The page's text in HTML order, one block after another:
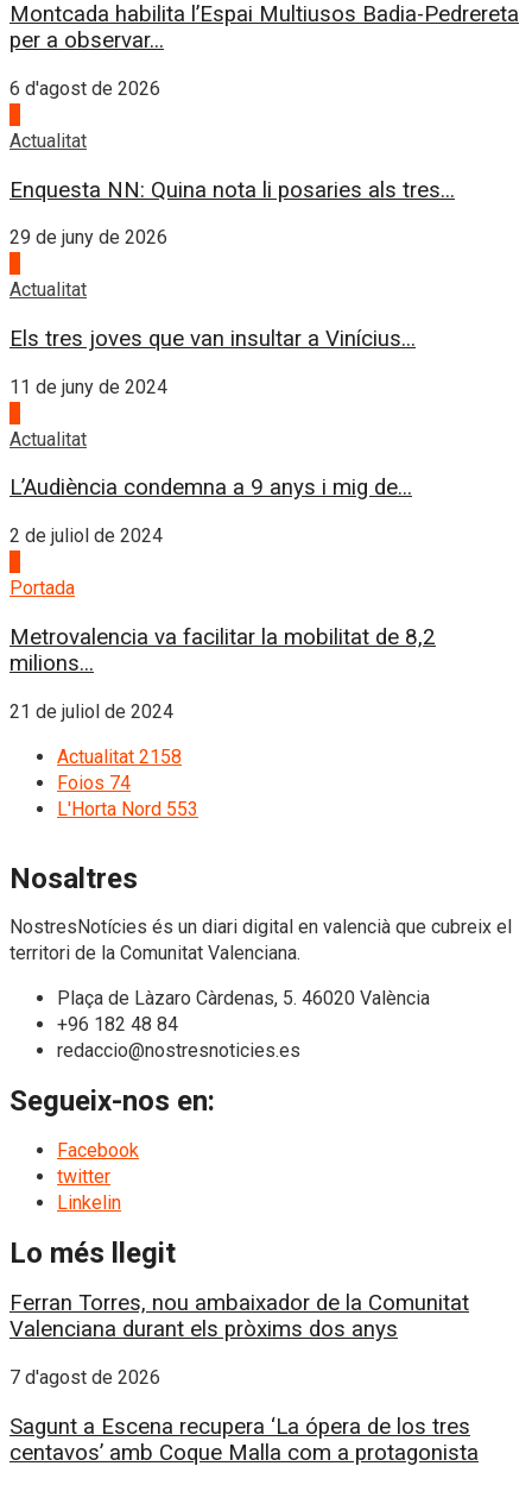
Montcada habilita l’Espai Multiusos Badia-Pedrereta
per a observar...
6 d'agost de 2026
Actualitat
Enquesta NN: Quina nota li posaries als tres...
29 de juny de 2026
Actualitat
Els tres joves que van insultar a Vinícius...
11 de juny de 2024
Actualitat
L’Audiència condemna a 9 anys i mig de...
2 de juliol de 2024
Portada
Metrovalencia va facilitar la mobilitat de 8,2
milions...
21 de juliol de 2024
Actualitat 2158
Foios 74
L'Horta Nord 553
Nosaltres
NostresNotícies és un diari digital en valencià que cubreix el
territori de la Comunitat Valenciana.
Plaça de Làzaro Càrdenas, 5. 46020 València
+96 182 48 84
redaccio@nostresnoticies.es
Segueix-nos en:
Facebook
twitter
Linkelin
Lo més llegit
Ferran Torres, nou ambaixador de la Comunitat
Valenciana durant els pròxims dos anys
7 d'agost de 2026
Sagunt a Escena recupera ‘La ópera de los tres
centavos’ amb Coque Malla com a protagonista